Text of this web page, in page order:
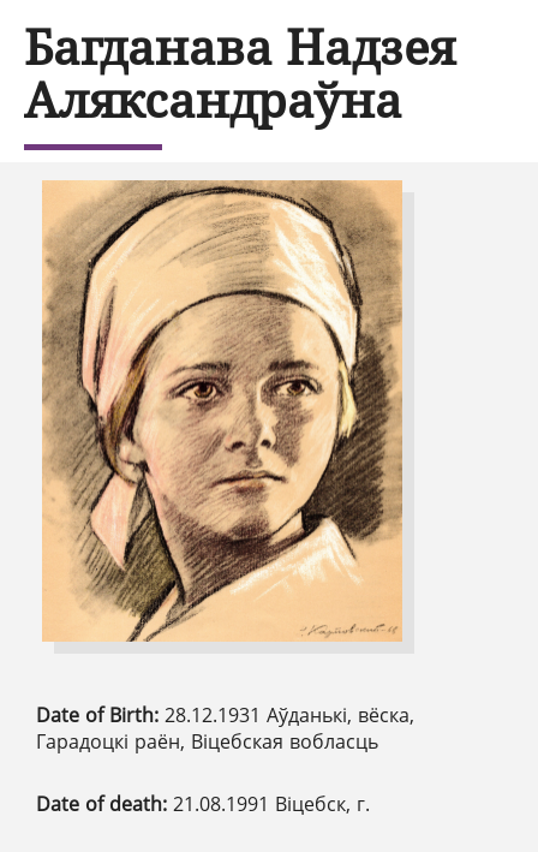
Багданава Надзея
Аляксандраўна
Date of Birth: 28.12.1931 Аўданькі, вёска,
Гарадоцкі раён, Віцебская вобласць
Date of death: 21.08.1991 Віцебск, г.